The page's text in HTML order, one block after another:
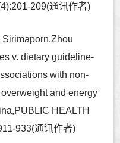
209(通讯作者)
v. dietary guideline-
with non-
and energy
HEALTH
933(通讯作者)